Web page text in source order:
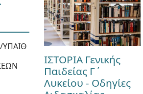
ΥΠΑΙΘ
ΙΣΤΟΡΙΑ Γενικής
Παιδείας Γ΄
Λυκείου - Οδηγίες